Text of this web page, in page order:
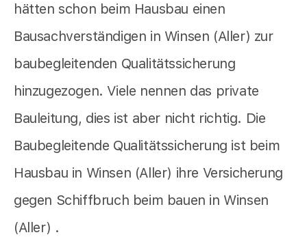
hätten schon beim Hausbau einen
Bausachverständigen in Winsen (Aller) zur
baubegleitenden Qualitätssicherung
hinzugezogen. Viele nennen das private
Bauleitung, dies ist aber nicht richtig. Die
Baubegleitende Qualitätssicherung ist beim
Hausbau in Winsen (Aller) ihre Versicherung
gegen Schiffbruch beim bauen in Winsen
(Aller) .